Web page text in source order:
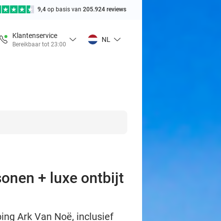
9,4 op basis van 205.924 reviews
Klantenservice
Bereikbaar tot 23:00
NL
+ luxe ontbijt
Ark Van Noë, inclusief